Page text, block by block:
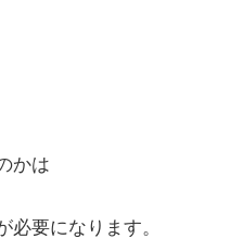
かは
必要になります。